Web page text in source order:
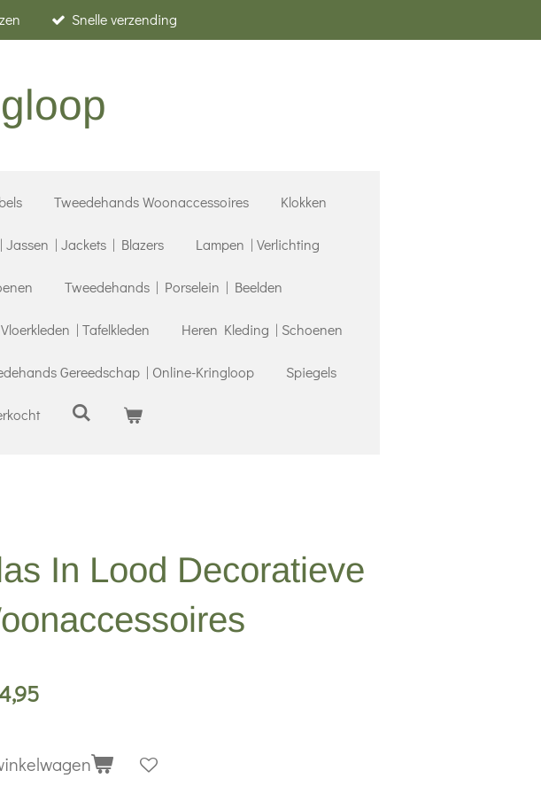
Snelle verzending
Tweedehands Woonaccessoires Klokken
Jassen | Jackets | Blazers Lampen | Verlichting
Tweedehands | Porselein | Beelden
| Tafelkleden Heren Kleding | Schoenen
Gereedschap | Online-Kringloop Spiegels
In Lood Decoratieve